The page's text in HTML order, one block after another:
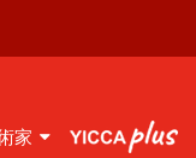
家